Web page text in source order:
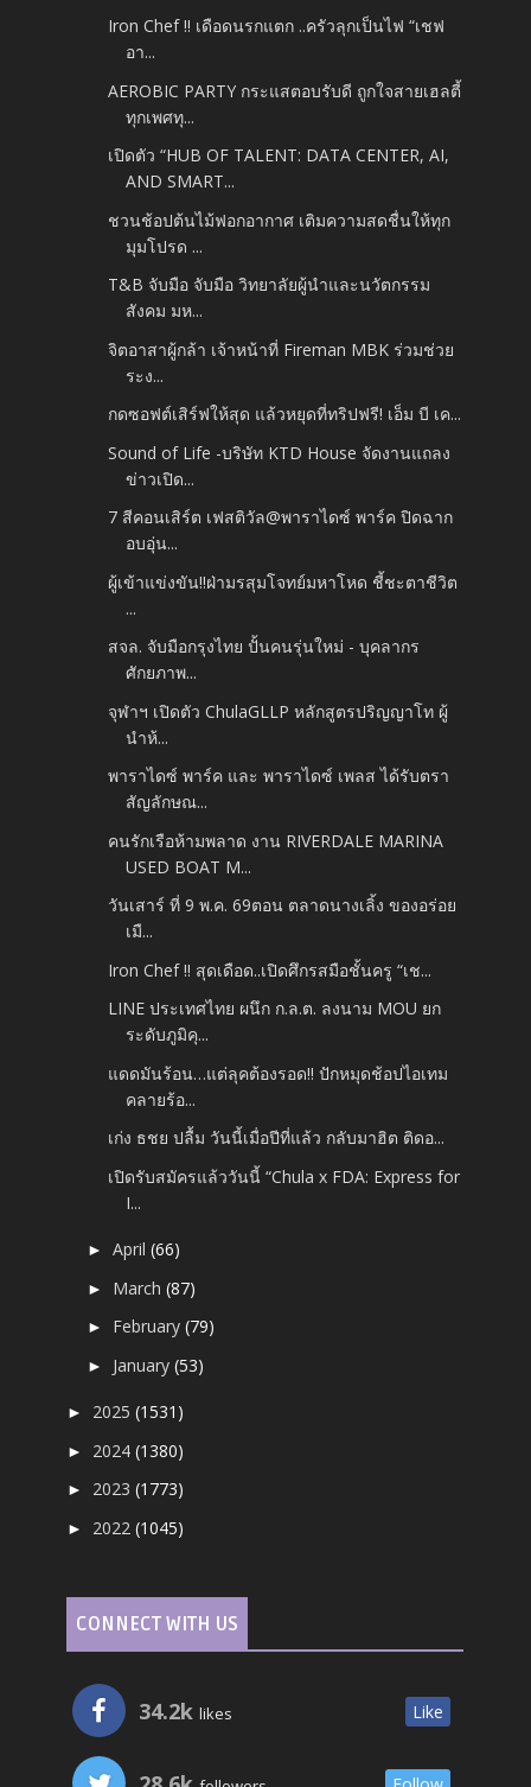
Iron Chef !! เดือดนรกแตก ..ครัวลุกเป็นไฟ “เชฟ
อา...
AEROBIC PARTY กระแสตอบรับดี ถูกใจสายเฮลตี้
ทุกเพศทุ...
เปิดตัว “HUB OF TALENT: DATA CENTER, AI,
AND SMART...
ชวนช้อปต้นไม้ฟอกอากาศ เติมความสดชื่นให้ทุก
มุมโปรด ...
T&B จับมือ จับมือ วิทยาลัยผู้นำและนวัตกรรม
สังคม มห...
จิตอาสาผู้กล้า เจ้าหน้าที่ Fireman MBK ร่วมช่วย
ระง...
กดซอฟต์เสิร์ฟให้สุด แล้วหยุดที่ทริปฟรี! เอ็ม บี เค...
Sound of Life -บริษัท KTD House จัดงานแถลง
ข่าวเปิด...
7 สีคอนเสิร์ต เฟสติวัล@พาราไดซ์ พาร์ค ปิดฉาก
อบอุ่น...
ผู้เข้าแข่งขัน!!ฝ่ามรสุมโจทย์มหาโหด ชี้ชะตาชีวิต
...
สจล. จับมือกรุงไทย ปั้นคนรุ่นใหม่ - บุคลากร
ศักยภาพ...
จุฬาฯ เปิดตัว ChulaGLLP หลักสูตรปริญญาโท ผู้
นำห้...
พาราไดซ์ พาร์ค และ พาราไดซ์ เพลส ได้รับตรา
สัญลักษณ...
คนรักเรือห้ามพลาด งาน RIVERDALE MARINA
USED BOAT M...
วันเสาร์ ที่ 9 พ.ค. 69ตอน ตลาดนางเลิ้ง ของอร่อย
เมื...
Iron Chef !! สุดเดือด..เปิดศึกรสมือชั้นครู “เช...
LINE ประเทศไทย ผนึก ก.ล.ต. ลงนาม MOU ยก
ระดับภูมิคุ...
แดดมันร้อน…แต่ลุคต้องรอด!! ปักหมุดช้อปไอเทม
คลายร้อ...
เก่ง ธชย ปลื้ม วันนี้เมื่อปีที่แล้ว กลับมาฮิต ติดอ...
เปิดรับสมัครแล้ววันนี้ “Chula x FDA: Express for
I...
►April(66)
► March(87)
► February(79)
► January(53)
► 2025(1531)
► 2024(1380)
► 2023(1773)
► 2022(1045)
CONNECT WITH US
34.2k likes Like